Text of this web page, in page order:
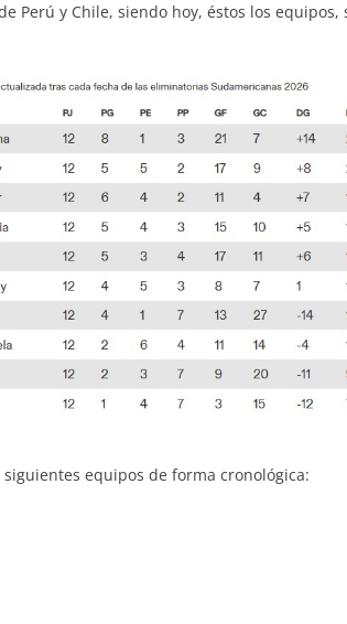
Perú y Chile, siendo hoy, éstos los
equipos de forma cronológica: